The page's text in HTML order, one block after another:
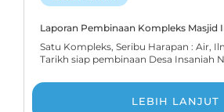
Laporan Pembinaan Kompleks Masjid
Satu Kompleks, Seribu Harapan : Air,
Tarikh siap pembinaan Desa Insaniah
LEBIH LANJUT